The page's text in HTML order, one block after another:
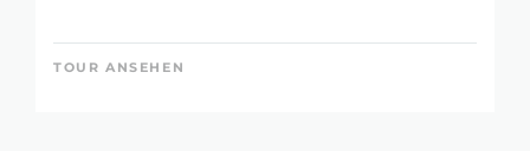
TOUR ANSEHEN